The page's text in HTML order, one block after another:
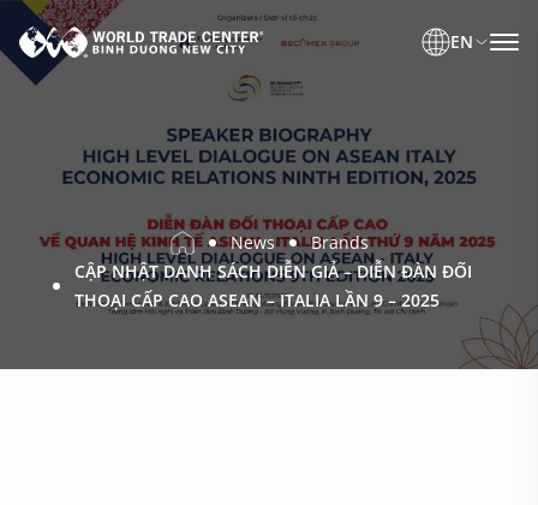
EN
News
Brands
CẬP NHẬT DANH SÁCH DIỄN GIẢ – DIỄN ĐÀN ĐỐI
THOẠI CẤP CAO ASEAN – ITALIA LẦN 9 – 2025